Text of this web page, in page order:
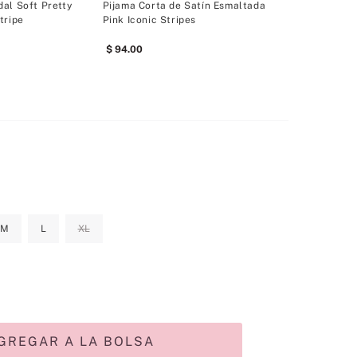
Soft Pretty
Pijama Corta de Satín Esmaltada
Pink Iconic Stripes
94.00
M L XL
A LA BOLSA